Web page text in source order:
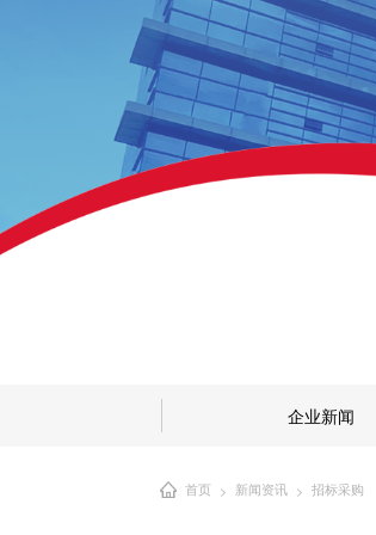
企业新闻
首页 > 新闻资讯 > 招标采购